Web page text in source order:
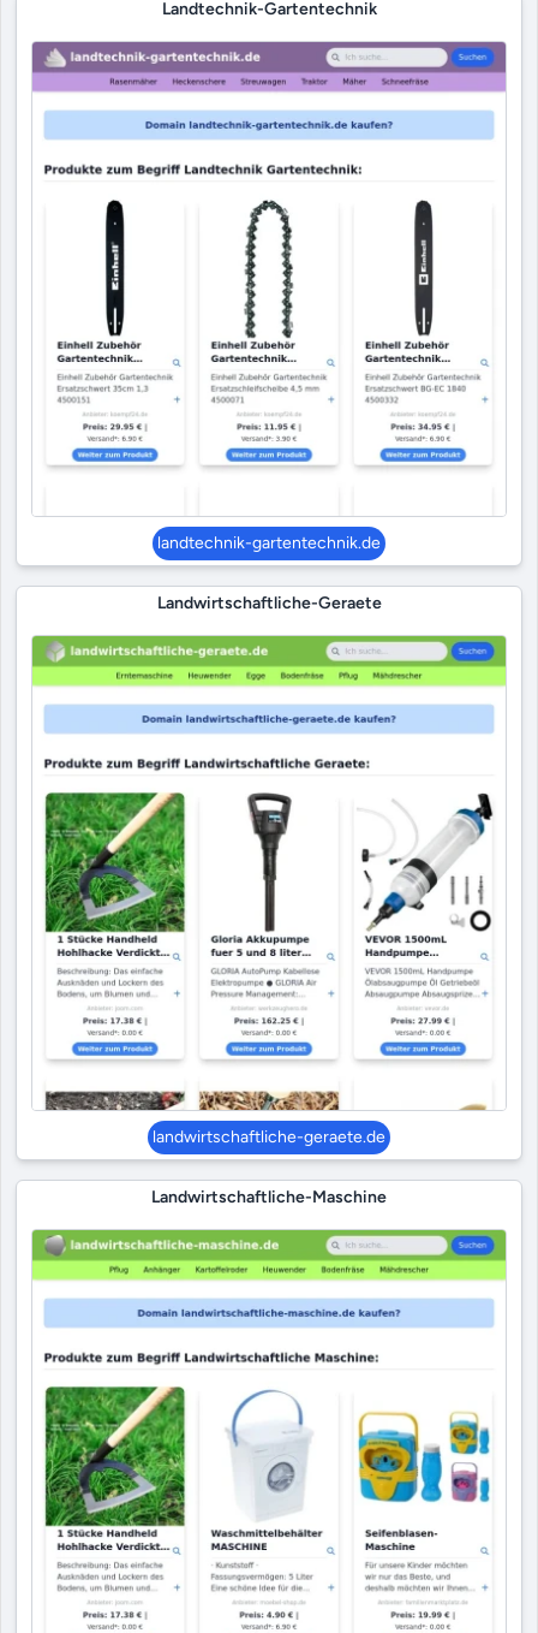
Landtechnik-Gartentechnik
landtechnik-gartentechnik.de
Landwirtschaftliche-Geraete
landwirtschaftliche-geraete.de
Landwirtschaftliche-Maschine